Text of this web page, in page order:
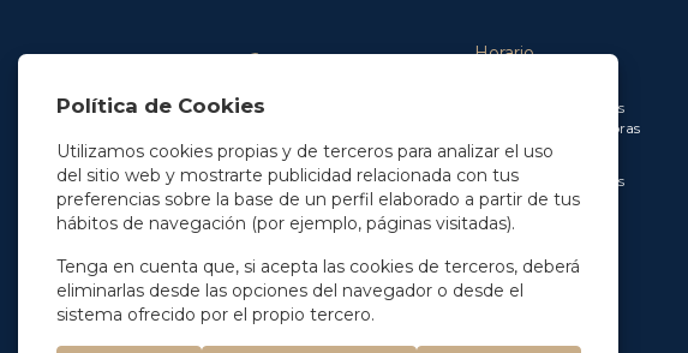
En Madrid
info@soleryllach.com
En Barcelona
Beethoven 13
+34 93 201 87 33
info@soleryllach.com
Horario
De 9.00 a 13.30 horas
y de 14.30 a 18.00 horas
Viernes:
De 8.30 a 15.00 horas
Política de Cookies
Utilizamos cookies propias y de terceros para analizar el uso
del sitio web y mostrarte publicidad relacionada con tus
preferencias sobre la base de un perfil elaborado a partir de tus
hábitos de navegación (por ejemplo, páginas visitadas).
Tenga en cuenta que, si acepta las cookies de terceros, deberá
eliminarlas desde las opciones del navegador o desde el
sistema ofrecido por el propio tercero.